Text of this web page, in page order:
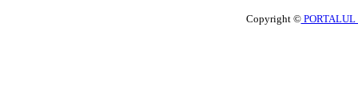
Copyright ©PORTALUL